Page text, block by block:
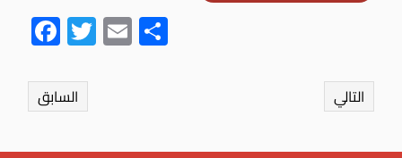
Fac
ok
Twit
Ema
السابق التالي